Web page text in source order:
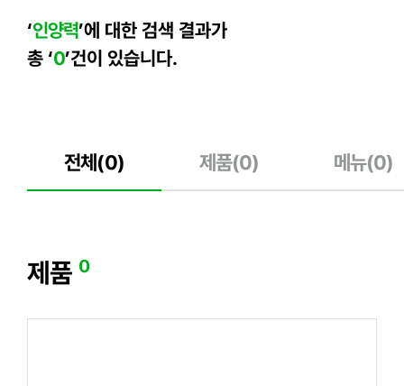
‘인양력’에 대한 검색 결과가
총 ‘0’건이 있습니다.
전체(0) 제품(0) 메뉴(0)
제품 0